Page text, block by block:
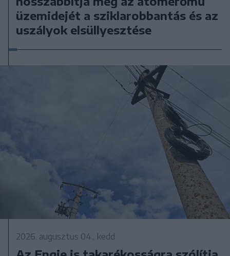
üzemidejét a sziklarobbantás és az
uszályok elsüllyesztése
2026. augusztus 04., kedd